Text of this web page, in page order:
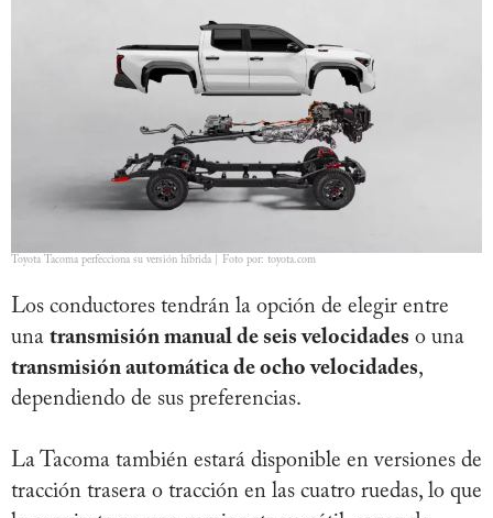
Toyota Tacoma perfecciona su versión híbrida | Foto por: toyota.com
Los conductores tendrán la opción de elegir entre
una transmisión manual de seis velocidades o una
transmisión automática de ocho velocidades,
dependiendo de sus preferencias.
La Tacoma también estará disponible en versiones de
tracción trasera o tracción en las cuatro ruedas, lo que